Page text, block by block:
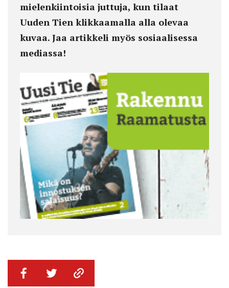
mielenkiintoisia juttuja, kun tilaat
Uuden Tien klikkaamalla alla olevaa
kuvaa. Jaa artikkeli myös sosiaalisessa
mediassa!